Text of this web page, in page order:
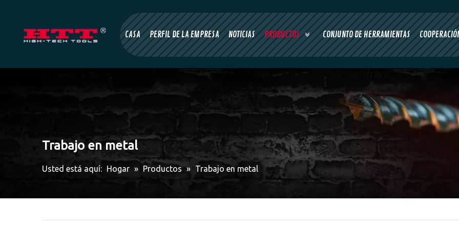
CASA PERFIL DE LA EMPRESA NOTICIAS PRODUCTOS CONJUNTO DE HERRAMIENTAS
Trabajo en metal
Usted está aquí: Hogar » Productos » Trabajo en metal